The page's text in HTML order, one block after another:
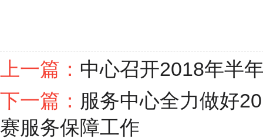
上一篇： 中心召开2018年半
下一篇： 服务中心全力做好
赛服务保障工作